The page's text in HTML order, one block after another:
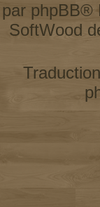
phpBB®
SoftWood